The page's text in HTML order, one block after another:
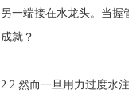
另一端接在水龙头。当
成就？
2.2 然而一旦用力过度水